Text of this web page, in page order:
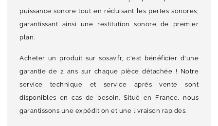
puissance sonore tout en réduisant les pertes sonores,
garantissant ainsi une restitution sonore de premier
plan.
Acheter un produit sur sosav.fr, c'est bénéficier d'une
garantie de 2 ans sur chaque pièce détachée ! Notre
service technique et service après vente sont
disponibles en cas de besoin. Situé en France, nous
garantissons une expédition et une livraison rapides.